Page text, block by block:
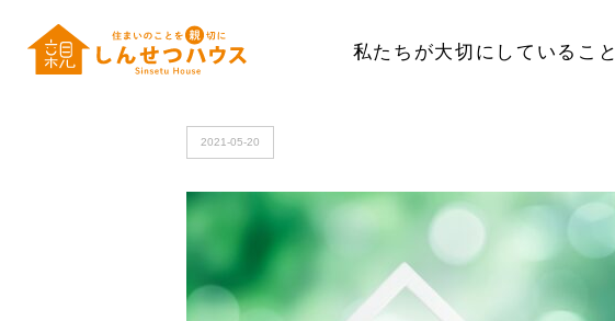
私たちが大切にしていること
HOME >4733079_s
2021-05-20